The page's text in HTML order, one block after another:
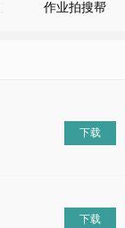
作业拍搜帮
下载
下载